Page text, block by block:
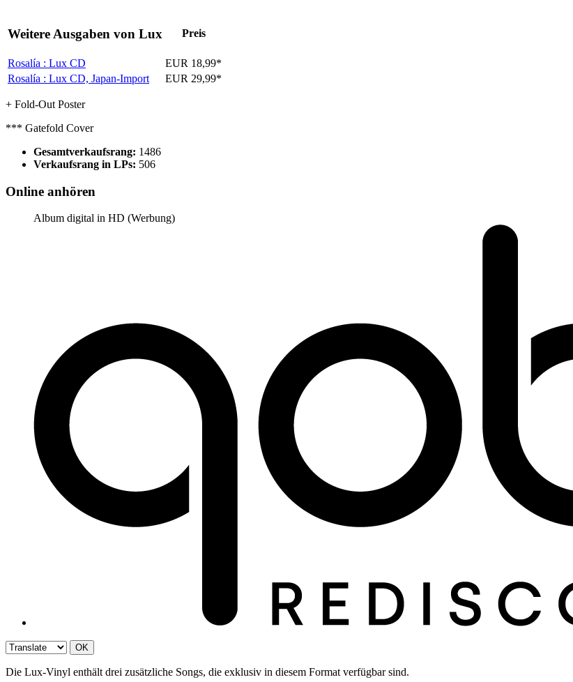
Weitere Ausgaben von Lux Preis
Rosalía : Lux CD
EUR 18,99*
Rosalía : Lux CD, Japan-Import EUR 29,99*
+ Fold-Out Poster
*** Gatefold Cover
Gesamtverkaufsrang: 1486
Verkaufsrang in LPs: 506
Online anhören
Album digital in HD (Werbung)
OK
Die Lux-Vinyl enthält drei zusätzliche Songs, die exklusiv in diesem Format verfügbar sind.